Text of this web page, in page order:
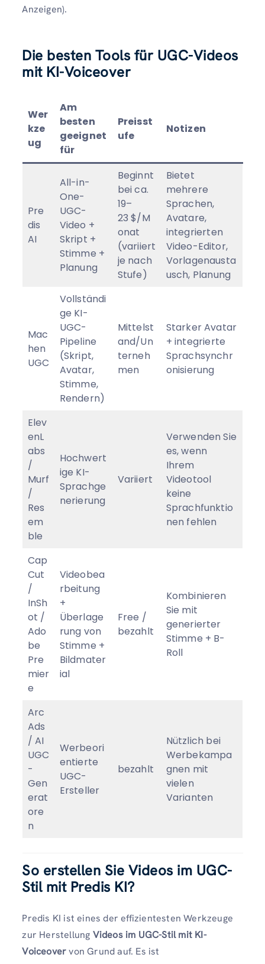
Anzeigen).
Die besten Tools für UGC-Videos
mit KI-Voiceover
Wer
kze
ug
Am
besten
geeignet
für
Preisst
ufe
Notizen
Pre
dis
AI
All-in-
One-
UGC-
Video +
Skript +
Stimme +
Planung
Beginnt
bei ca.
19–
23 $/M
onat
(variiert
je nach
Stufe)
Bietet
mehrere
Sprachen,
Avatare,
integrierten
Video-Editor,
Vorlagenausta
usch, Planung
Mac
hen
UGC
Vollständi
ge KI-
UGC-
Pipeline
(Skript,
Avatar,
Stimme,
Rendern)
Mittelst
and/Un
terneh
men
Starker Avatar
+ integrierte
Sprachsynchr
onisierung
Elev
enL
abs
/
Murf
/
Res
em
ble
Hochwert
ige KI-
Sprachge
nerierung
Variiert
Verwenden Sie
es, wenn
Ihrem
Videotool
keine
Sprachfunktio
nen fehlen
Cap
Cut
/
InSh
ot /
Ado
be
Pre
mier
e
Videobea
rbeitung
+
Überlage
rung von
Stimme +
Bildmater
ial
Free /
bezahlt
Kombinieren
Sie mit
generierter
Stimme + B-
Roll
Arc
Ads
/ AI
UGC
-
Gen
erat
ore
n
Werbeori
entierte
UGC-
Ersteller
bezahlt
Nützlich bei
Werbekampa
gnen mit
vielen
Varianten
So erstellen Sie Videos im UGC-
Stil mit Predis KI?
Predis KI ist eines der effizientesten Werkzeuge
zur Herstellung Videos im UGC-Stil mit KI-
Voiceovervon Grund auf. Es ist